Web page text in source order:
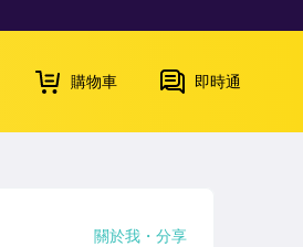
購物車 即時通
關於我 分享